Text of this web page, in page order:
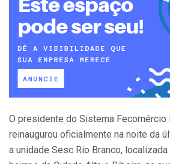
O presidente do Sistema Fecomércio
reinaugurou oficialmente na noite da
a unidade Sesc Rio Branco,